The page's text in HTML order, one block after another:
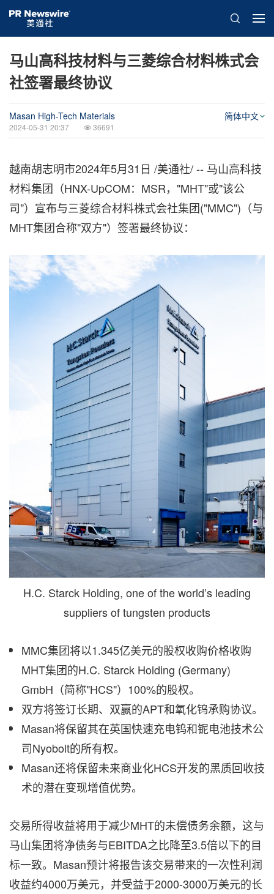
马山高科技材料与三菱综合材料株式会
社签署最终协议
Masan High-Tech Materials
2024-05-31 20:37 36691
简体中文
越南胡志明市2024年5月31日 /美通社/ -- 马山高科技
材料集团（HNX-UpCOM：MSR，"MHT"或"该公
司"）宣布与三菱综合材料株式会社集团("MMC")（与
MHT集团合称"双方"）签署最终协议：
H.C. Starck Holding, one of the world’s leading
suppliers of tungsten products
MMC集团将以1.345亿美元的股权收购价格收购
MHT集团的H.C. Starck Holding (Germany)
GmbH（简称"HCS"）100%的股权。
双方将签订长期、双赢的APT和氧化钨承购协议。
Masan将保留其在英国快速充电钨和铌电池技术公
司Nyobolt的所有权。
Masan还将保留未来商业化HCS开发的黑质回收技
术的潜在变现增值优势。
交易所得收益将用于减少MHT的未偿债务余额，这与
马山集团将净债务与EBITDA之比降至3.5倍以下的目
标一致。Masan预计将报告该交易带来的一次性利润
收益约4000万美元，并受益于2000-3000万美元的长